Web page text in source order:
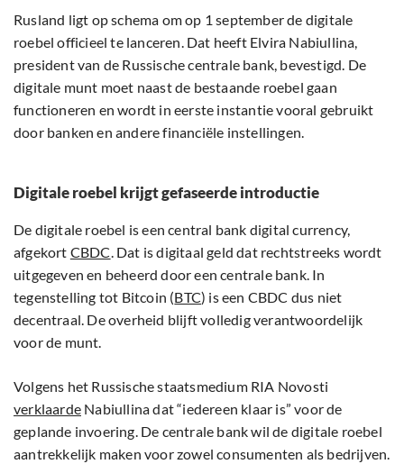
Rusland ligt op schema om op 1 september de digitale
roebel officieel te lanceren. Dat heeft Elvira Nabiullina,
president van de Russische centrale bank, bevestigd. De
digitale munt moet naast de bestaande roebel gaan
functioneren en wordt in eerste instantie vooral gebruikt
door banken en andere financiële instellingen.
Digitale roebel krijgt gefaseerde introductie
De digitale roebel is een central bank digital currency,
afgekort CBDC. Dat is digitaal geld dat rechtstreeks wordt
uitgegeven en beheerd door een centrale bank. In
tegenstelling tot Bitcoin (BTC) is een CBDC dus niet
decentraal. De overheid blijft volledig verantwoordelijk
voor de munt.
Volgens het Russische staatsmedium RIA Novosti
verklaarde Nabiullina dat “iedereen klaar is” voor de
geplande invoering. De centrale bank wil de digitale roebel
aantrekkelijk maken voor zowel consumenten als bedrijven.